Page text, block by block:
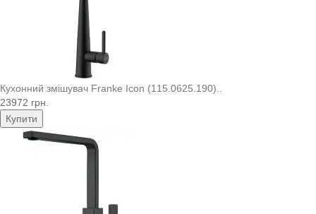
Кухонний змішувач Franke Icon (115.0625.190)..
23972 грн.
Купити